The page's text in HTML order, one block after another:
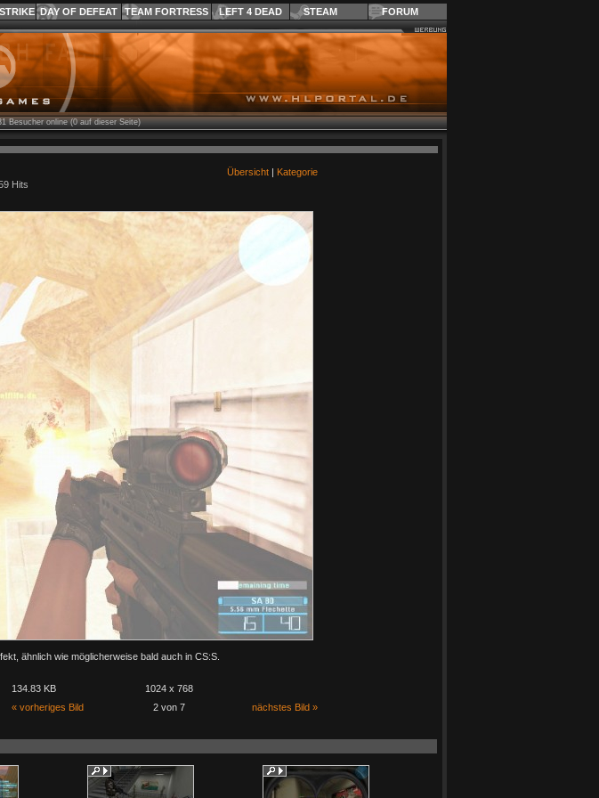
DAY OF DEFEAT TEAM FORTRESS LEFT 4 DEAD STEAM FORUM
Besucher online (0 auf dieser Seite)
Übersicht| Kategorie
Hits
ähnlich wie möglicherweise bald auch in CS:S.
134.83 KB 1024 x 768
« vorheriges Bild 2 von 7 nächstes Bild »